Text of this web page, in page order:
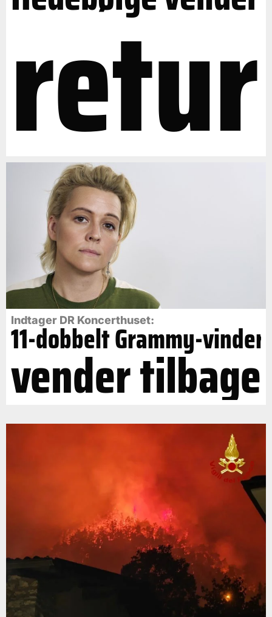
retur
Indtager DR Koncerthuset:
11-dobbelt Grammy-vinder
vender tilbage